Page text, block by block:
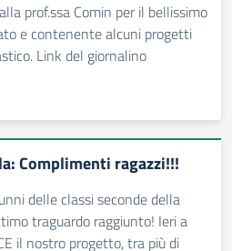
prof.ssa Comin per il bellissimo
e contenente alcuni progetti
Link del giornalino
Complimenti ragazzi!!!
delle classi seconde della
traguardo raggiunto! Ieri a
il nostro progetto, tra più di